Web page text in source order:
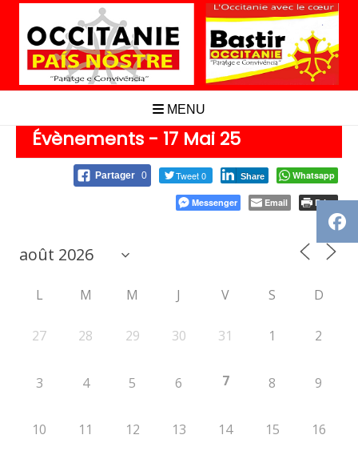
Aller
contenu
MENU
Évènements - 17 Mai 25
Partager 0 Tweet 0 Share Whatsapp
Messenger Email Print
L M M J V S D
27 28 29 30 31 1 2
3 4 5 6 7 8 9
10 11 12 13 14 15 16